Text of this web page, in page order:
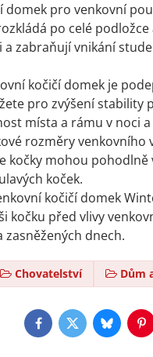
domek pro venkovní
po celé
zabraňují vnikání
kočičí domek je
pro zvýšení
místa a rámu v noci
rozměry
mohou
koček.
kočičí domek
kočku před vlivy
dnech.
Chovatelství Dům
FacebookTwitterBluesky